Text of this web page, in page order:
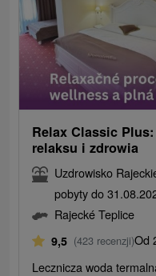
Relax Classic
relaksu i zdrowia
Uzdrowisko
pobyty do
Rajecké Teplice
9,5 (423 recenzji)Od
Lecznicza woda